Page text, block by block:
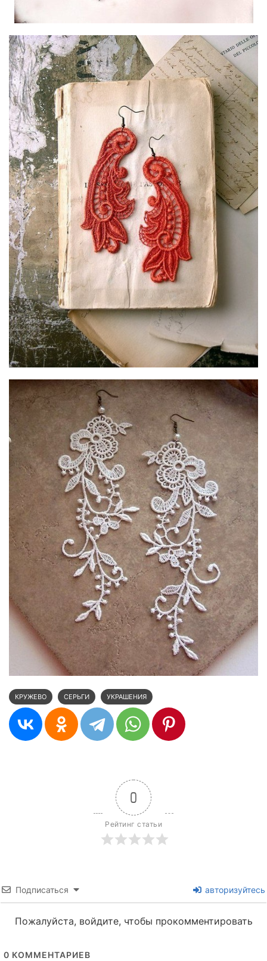
КРУЖЕВО СЕРЬГИ УКРАШЕНИЯ
0
Рейтинг статьи
Подписаться авторизуйтесь
Пожалуйста, войдите, чтобы прокомментировать
0 КОММЕНТАРИЕВ